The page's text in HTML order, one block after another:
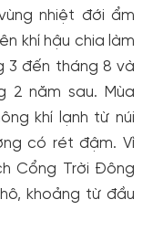
nhiệt đới ẩm
khí hậu chia làm
3 đến tháng 8 và
2 năm sau. Mùa
khí lạnh từ núi
có rét đậm. Vì
Cổng Trời Đông
khoảng từ đầu